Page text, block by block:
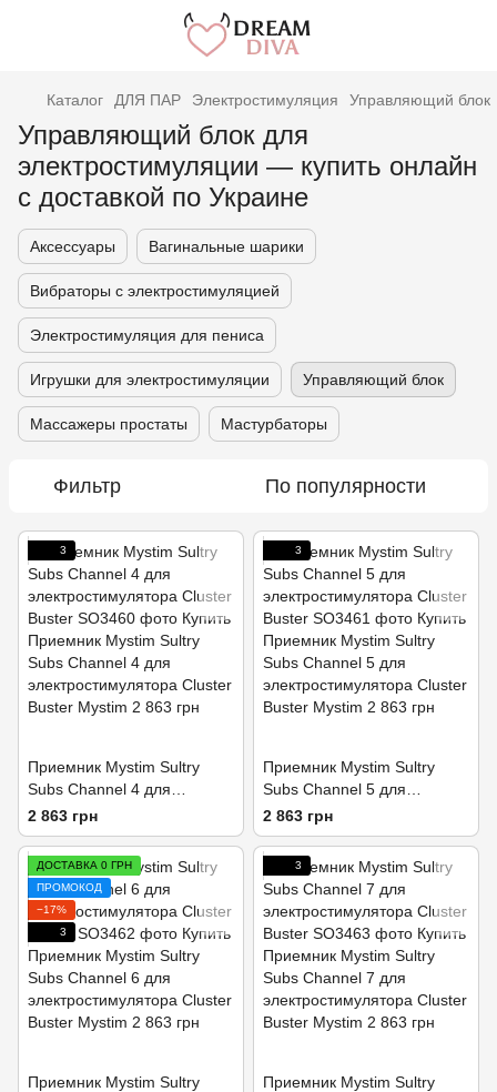
Каталог ДЛЯ ПАР Электростимуляция Управляющий блок
Управляющий блок для
электростимуляции — купить онлайн
с доставкой по Украине
Аксессуары Вагинальные шарики
Вибраторы с электростимуляцией
Электростимуляция для пениса
Игрушки для электростимуляции Управляющий блок
Массажеры простаты Мастурбаторы
Фильтр По популярности
3
Приемник Mystim Sultry
Subs Channel 4 для
электростимулятора Cluster
Buster
2 863 грн
3
Приемник Mystim Sultry
Subs Channel 5 для
электростимулятора Cluster
Buster
2 863 грн
ДОСТАВКА 0 ГРН
ПРОМОКОД
−17%
3
Приемник Mystim Sultry
3
Приемник Mystim Sultry